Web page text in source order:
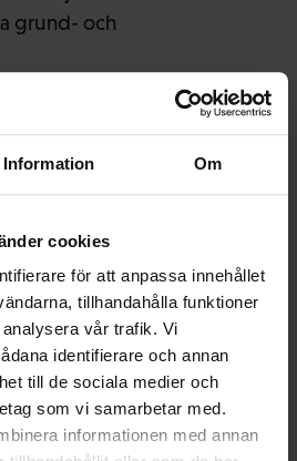
Information Om
cookies
för att anpassa innehållet
tillhandahålla funktioner
vår trafik. Vi
identifierare och annan
till de sociala medier och
som vi samarbetar med.
informationen med annan
grund- och
förtroendemän är stommen
Därför är det inte
om hen vill utbilda sig
fackets ansvar. Facket är alla
har valt vår förtroendeman
att sköta vår fackliga
en korrekt
för dig är en förtroendeman
det senaste som sker inom
förkovrar sig och deltar i